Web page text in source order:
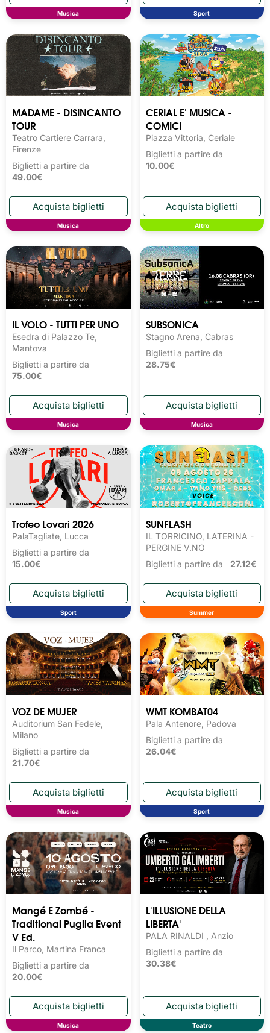
Musica Sport
MADAME - DISINCANTO
TOUR
Teatro Cartiere Carrara,
Firenze
Biglietti a partire da
49.00€
Musica
CERIAL E' MUSICA -
COMICI
Piazza Vittoria, Ceriale
Biglietti a partire da
10.00€
Altro
IL VOLO - TUTTI PER UNO
Esedra di Palazzo Te,
Mantova
Biglietti a partire da
75.00€
Musica
SUBSONICA
Stagno Arena, Cabras
Biglietti a partire da
28.75€
Musica
Trofeo Lovari 2026
PalaTagliate, Lucca
Biglietti a partire da
15.00€
Sport
SUNFLASH
IL TORRICINO, LATERINA -
PERGINE V.NO
Biglietti a partire da 27.12€
Summer
VOZ DE MUJER
Auditorium San Fedele,
Milano
Biglietti a partire da
21.70€
Musica
WMT KOMBAT04
Pala Antenore, Padova
Biglietti a partire da
26.04€
Sport
Mangé E Zombé -
Traditional Puglia Event
V Ed.
Il Parco, Martina Franca
Biglietti a partire da
20.00€
Musica
L'ILLUSIONE DELLA
LIBERTA'
PALA RINALDI , Anzio
Biglietti a partire da
30.38€
Teatro